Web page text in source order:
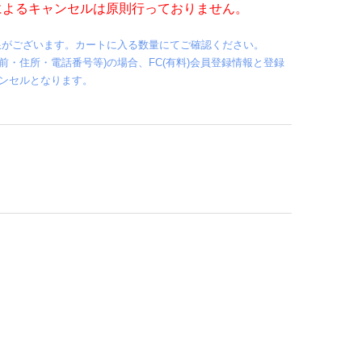
るキャンセルは原則行っておりません。
ございます。カートに入る数量にてご確認ください。
住所・電話番号等)の場合、FC(有料)会員登録情報と登録
セルとなります。